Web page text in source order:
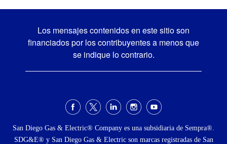
Los mensajes contenidos en este sitio son
financiados por los contribuyentes a menos que
se indique lo contrario.
social
San Diego Gas & Electric® Company es una subsidiaria de Sempra®.
SDG&E® y San Diego Gas & Electric son marcas registradas de San